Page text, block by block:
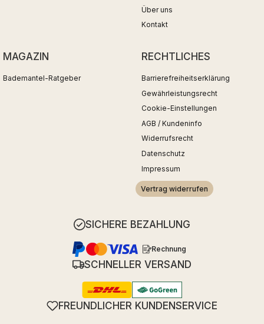
Über uns
Kontakt
MAGAZIN
Bademantel-Ratgeber
RECHTLICHES
Barrierefreiheitserklärung
Gewährleistungsrecht
Cookie-Einstellungen
AGB / Kundeninfo
Widerrufsrecht
Datenschutz
Impressum
Vertrag widerrufen
SICHERE BEZAHLUNG
Rechnung
SCHNELLER VERSAND
FREUNDLICHER KUNDENSERVICE